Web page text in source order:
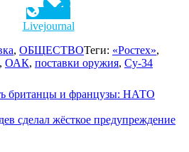
Livejournal
, ОБЩЕСТВОТеги: «Ростех»,
, ОАК, поставки оружия, Су-34
британцы и французы: НАТО
сделал жёсткое предупреждение